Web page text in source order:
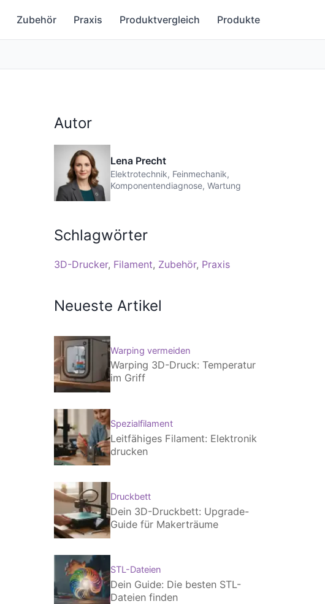
Zubehör Praxis Produktvergleich Produkte
Autor
Lena Precht
Elektrotechnik, Feinmechanik,
Komponentendiagnose, Wartung
Schlagwörter
3D-Drucker Filament Zubehör Praxis
Neueste Artikel
Warping vermeiden
Warping 3D-Druck: Temperatur
im Griff
Spezialfilament
Leitfähiges Filament: Elektronik
drucken
Druckbett
Dein 3D-Druckbett: Upgrade-
Guide für Makerträume
STL-Dateien
Dein Guide: Die besten STL-
Dateien finden